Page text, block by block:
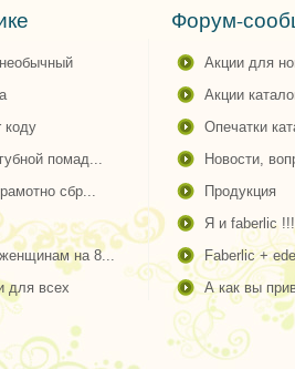
коду
помад...
сбр...
женщинам на 8...
для всех
Форум-
акции для
акции
опечатки
новости,
продукция
я и faberlic !!!
faberlic +
а как вы